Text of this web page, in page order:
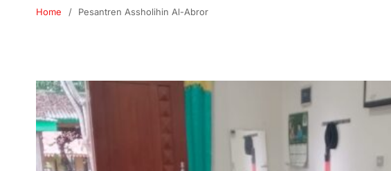
Home Pesantren Assholihin Al-Abror